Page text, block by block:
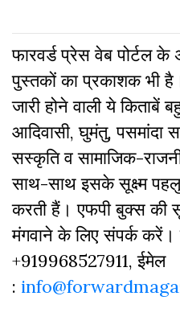
फारवर्ड प्रेस वेब पोर्टल के
पुस्‍तकों का प्रकाशक भी
जारी होने वाली ये किताबें
आदिवासी, घुमंतु, पसमांदा
सस्‍क‍ृति व सामाजिक-
साथ-साथ इसके सूक्ष्म
करती हैं। एफपी बुक्‍स की
मंगवाने के लिए संपर्क करें।
+919968527911, ईमेल
: